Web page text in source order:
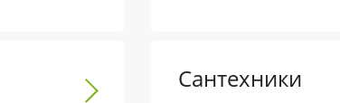
Сантехники